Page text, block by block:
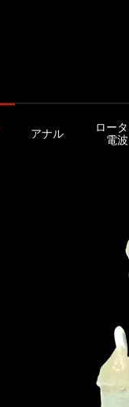
アナル
ロー
電波